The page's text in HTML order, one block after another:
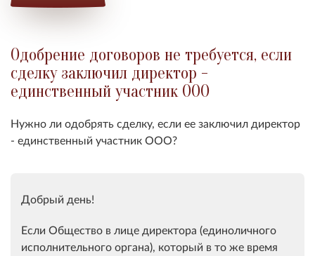
Одобрение договоров не требуется, если
сделку заключил директор -
единственный участник ООО
Нужно ли одобрять сделку, если ее заключил директор
- единственный участник ООО?
Добрый день!
Если Общество в лице директора (единоличного
исполнительного органа), который в то же время